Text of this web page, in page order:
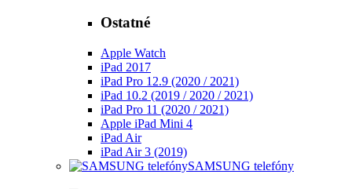
Ostatné
Apple Watch
iPad 2017
iPad Pro 12.9 (2020 / 2021)
iPad 10.2 (2019 / 2020 / 2021)
iPad Pro 11 (2020 / 2021)
Apple iPad Mini 4
iPad Air
iPad Air 3 (2019)
SAMSUNG telefóny